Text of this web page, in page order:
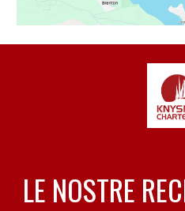
LE NOSTRE